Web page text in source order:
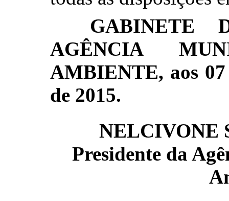
GABINETE
AGÊNCIA
AMBIENTE, aos 07
de 2015.
NELCIVONE
Presidente da